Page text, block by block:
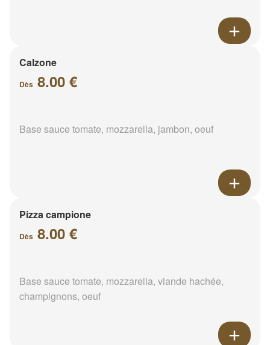
Calzone
Dès 8.00 €
Base sauce tomate, mozzarella, jambon, oeuf
Pizza campione
Dès 8.00 €
Base sauce tomate, mozzarella, viande hachée,
champignons, oeuf